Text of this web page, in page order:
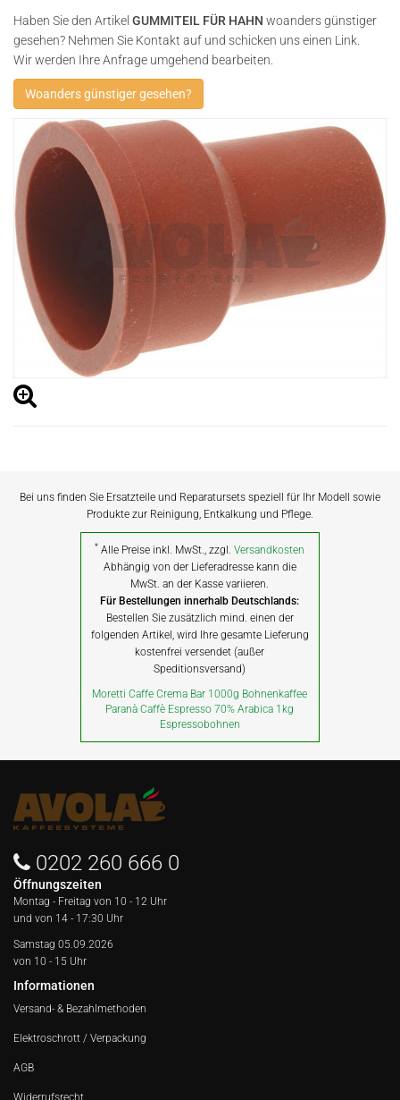
Haben Sie den Artikel GUMMITEIL FÜR HAHN woanders günstiger
gesehen? Nehmen Sie Kontakt auf und schicken uns einen Link.
Wir werden Ihre Anfrage umgehend bearbeiten.
Woanders günstiger gesehen?
Bei uns finden Sie Ersatzteile und Reparatursets speziell für Ihr Modell sowie
Produkte zur Reinigung, Entkalkung und Pflege.
* Alle Preise inkl. MwSt., zzgl.Versandkosten
Abhängig von der Lieferadresse kann die
MwSt. an der Kasse variieren.
Für Bestellungen innerhalb Deutschlands:
Bestellen Sie zusätzlich mind. einen der
folgenden Artikel, wird Ihre gesamte Lieferung
kostenfrei versendet (außer
Speditionsversand)
Moretti Caffe Crema Bar 1000g Bohnenkaffee
Paranà Caffè Espresso 70% Arabica 1kg
Espressobohnen
0202 260 666 0
Öffnungszeiten
Montag - Freitag von 10 - 12 Uhr
und von 14 - 17:30 Uhr
Samstag 05.09.2026
von 10 - 15 Uhr
Informationen
Versand- & Bezahlmethoden
Elektroschrott / Verpackung
AGB
Widerrufsrecht